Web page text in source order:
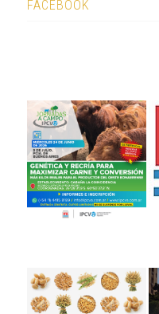
FACEBOOK